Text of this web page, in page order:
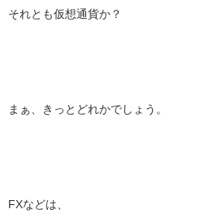
それとも仮想通貨か？
まぁ、きっとどれかでしょう。
FXなどは、